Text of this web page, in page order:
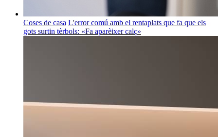
Coses de casa L'error comú amb el rentaplats que fa que els
gots surtin tèrbols: «Fa aparèixer calç»